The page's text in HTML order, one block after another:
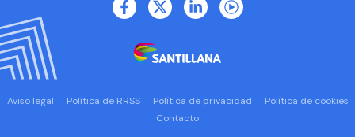
Aviso legal Política de RRSS Política de privacidad
Política de cookies
Contacto